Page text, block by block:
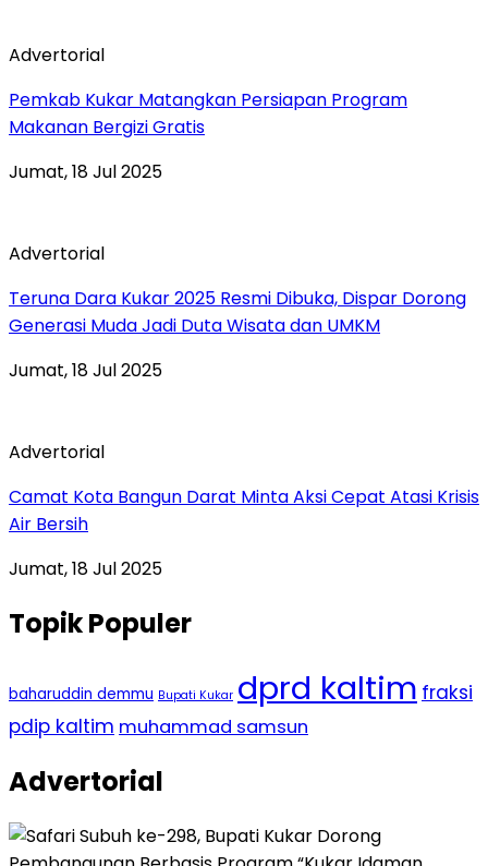
Advertorial
Pemkab Kukar Matangkan Persiapan Program
Makanan Bergizi Gratis
Jumat, 18 Jul 2025
Advertorial
Teruna Dara Kukar 2025 Resmi Dibuka, Dispar Dorong
Generasi Muda Jadi Duta Wisata dan UMKM
Jumat, 18 Jul 2025
Advertorial
Camat Kota Bangun Darat Minta Aksi Cepat Atasi Krisis
Air Bersih
Jumat, 18 Jul 2025
Topik Populer
baharuddin demmu Bupati Kukar dprd kaltim fraksi
pdip kaltim muhammad samsun
Advertorial